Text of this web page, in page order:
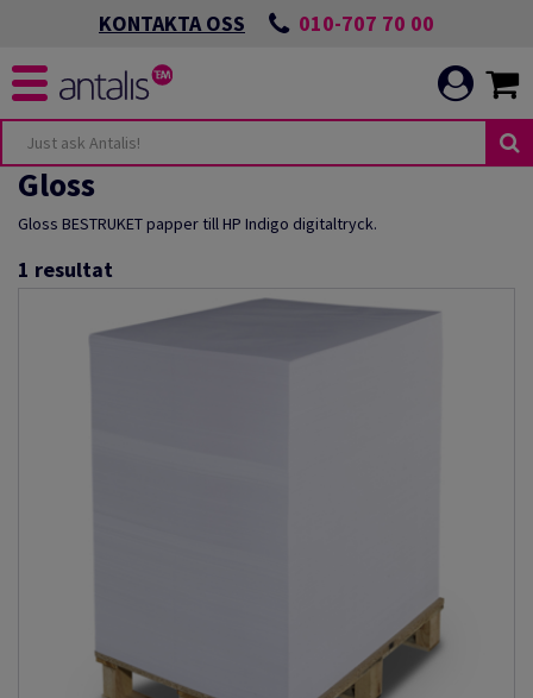
KONTAKTA OSS 010-707 70 00
Gloss
Gloss BESTRUKET papper till HP Indigo digitaltryck.
1 resultat